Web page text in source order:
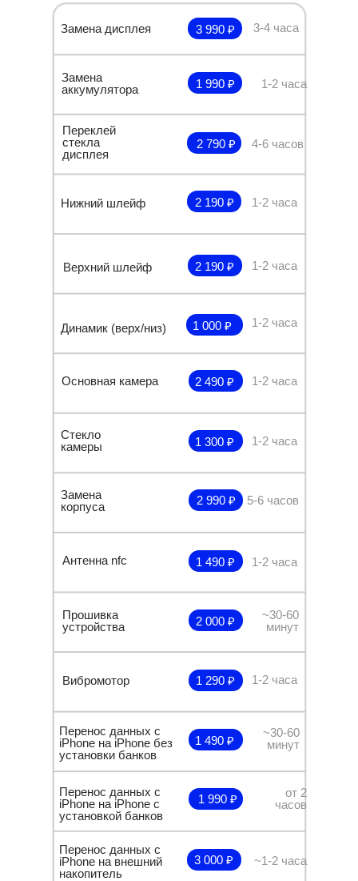
Замена дисплея
2 790 ₽
3 990 ₽ 3-4 часа
Верхний шлейф
Замена
аккумулятора
1 990 ₽ 1-2 часа
Переклей
стекла
дисплея
4-6 часов
Нижний шлейф 2 190 ₽ 1-2 часа
2 190 ₽ 1-2 часа
Динамик (верх/низ) 1 000 ₽ 1-2 часа
Основная камера 2 490 ₽ 1-2 часа
Стекло
камеры
1 300 ₽ 1-2 часа
Замена
корпуса
2 990 ₽
1-2 часа
5-6 часов
Антенна nfc 1 490 ₽
Прошивка
устройства
2 000 ₽
~1-2 часа
от 2
часов
Перенос данных с
iPhone на iPhone без
установки банков
Вибромотор 1 290 ₽ 1-2 часа
1 490 ₽
Перенос данных с
iPhone на внешний
накопитель
Перенос данных с
iPhone на iPhone с
установкой банков
1 990 ₽
3 000 ₽
~30-60
минут
~30-60
минут